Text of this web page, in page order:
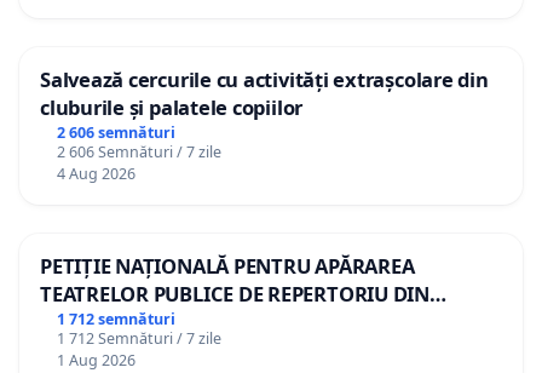
Salvează cercurile cu activități extrașcolare din
cluburile și palatele copiilor
2 606 semnături
2 606 Semnături / 7 zile
4 Aug 2026
PETIȚIE NAȚIONALĂ PENTRU APĂRAREA
TEATRELOR PUBLICE DE REPERTORIU DIN
ROMÂNIA
1 712 semnături
1 712 Semnături / 7 zile
1 Aug 2026